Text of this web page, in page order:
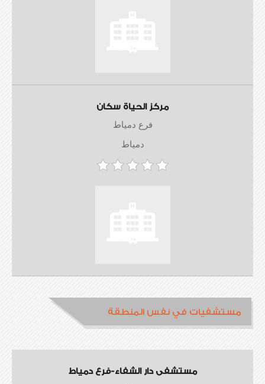
مركز الحياة سكان
فرع دمياط
دمياط
مستشفيات في نفس المنطقة
مستشفى دار الشفاء-فرع دمياط